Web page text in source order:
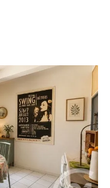
EN PLEIN